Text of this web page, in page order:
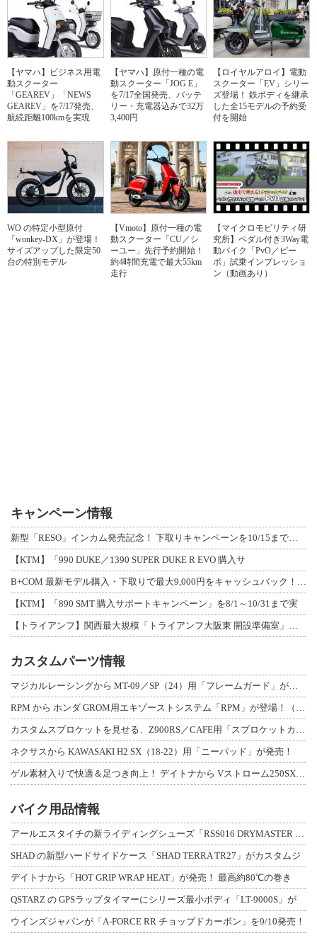
【ヤマハ】ビジネス用電
動スクーター
「GEAREV」「NEWS
GEAREV」を7/17発売、
航続距離100kmを実現
【ヤマハ】原付一種の電
動スクーター「JOG E」
を7/17全国発売、バッテ
リー・充電器込みで32万
3,400円
【ロイヤルアロイ】電動
スクーター「EV」シリー
ズ登場！ 鉄ボディを継承
した全15モデルの予約受
付を開始
WO の特定小型原付
「wonkey-DX」が登場！
サイズアップした限定50
台の特別モデル
【Vmoto】原付一種の電
動スクーター「CU／シ
ーユー」先行予約開始！
約4時間充電で最大55km
走行
【マイクロモビリティ研
究所】ペダル付き3Way電
動バイク「PvO／ピー
ボ」試乗インプレッショ
ン（動画あり）
キャンペーン情報
【KTM】「990 DUKE／1390 SUPER DUKE R EVO 購入サ
【KTM】「890 SMT 購入サポートキャンペーン」を8/1～10/31まで実
カスタムパーツ情報
ネクサスから KAWASAKI H2 SX（18-22）用「ニーパッド」が発売！
バイク用品情報
SHAD の新型ハードサイドケース「SHAD TERRA TR27」がカスタムジ
デイトナから「HOT GRIP WRAP HEAT」が発売！ 最高約80℃の巻き
QSTARZ の GPSラップタイマーにシリーズ最小ボディ「LT-9000S」が
ウインズジャパンが「A-FORCE RR チョップドカーボン」を9/10発売！